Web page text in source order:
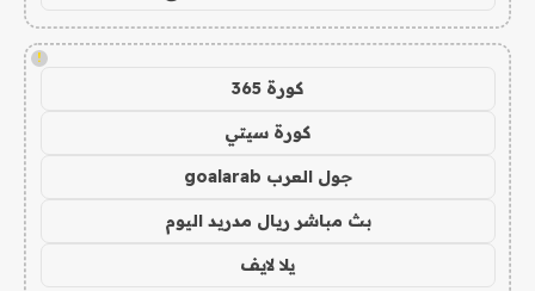
!
كورة 365
كورة سيتي
جول العرب goalarab
بث مباشر ريال مدريد اليوم
يلا لايف